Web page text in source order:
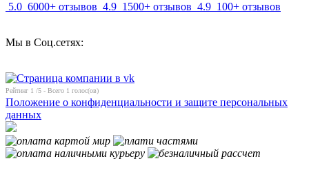
5.0 6000+ отзывов 4.9 1500+ отзывов 4.9 100+ отзывов
Мы в Соц.сетях:
Рейтинг 1 /5 - Всего 1 голос(ов)
Положение о конфиденциальности и защите персональных
данных